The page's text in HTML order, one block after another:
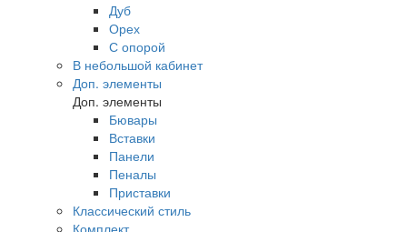
Дуб
Орех
С опорой
В небольшой кабинет
Доп. элементы
Доп. элементы
Бювары
Вставки
Панели
Пеналы
Приставки
Классический стиль